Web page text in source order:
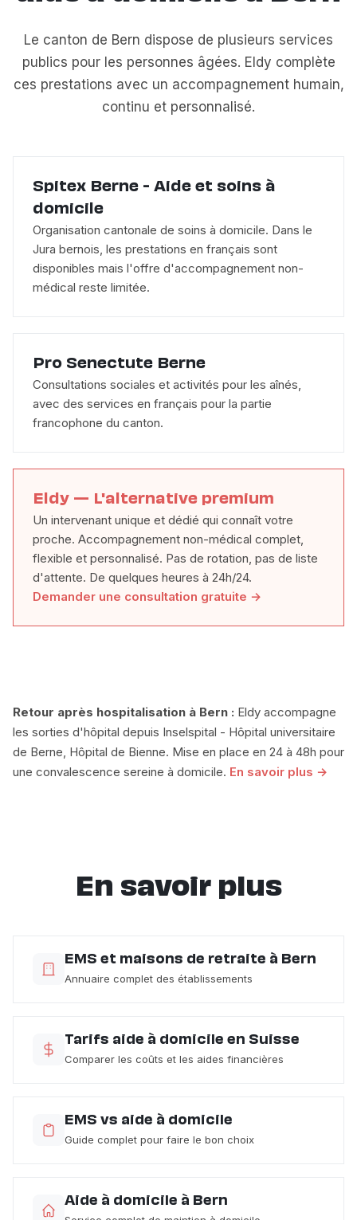
Le canton de Bern dispose de plusieurs services
publics pour les personnes âgées. Eldy complète
ces prestations avec un accompagnement humain,
continu et personnalisé.
Spitex Berne - Aide et soins à
domicile
Organisation cantonale de soins à domicile. Dans le
Jura bernois, les prestations en français sont
disponibles mais l'offre d'accompagnement non-
médical reste limitée.
Pro Senectute Berne
Consultations sociales et activités pour les aînés,
avec des services en français pour la partie
francophone du canton.
Eldy — L'alternative premium
Un intervenant unique et dédié qui connaît votre
proche. Accompagnement non-médical complet,
flexible et personnalisé. Pas de rotation, pas de liste
d'attente. De quelques heures à 24h/24.
Demander une consultation gratuite →
Retour après hospitalisation à Bern : Eldy accompagne
les sorties d'hôpital depuis Inselspital - Hôpital universitaire
de Berne, Hôpital de Bienne. Mise en place en 24 à 48h pour
une convalescence sereine à domicile. En savoir plus →
En savoir plus
EMS et maisons de retraite à Bern
Annuaire complet des établissements
Tarifs aide à domicile en Suisse
Comparer les coûts et les aides financières
EMS vs aide à domicile
Guide complet pour faire le bon choix
Aide à domicile à Bern